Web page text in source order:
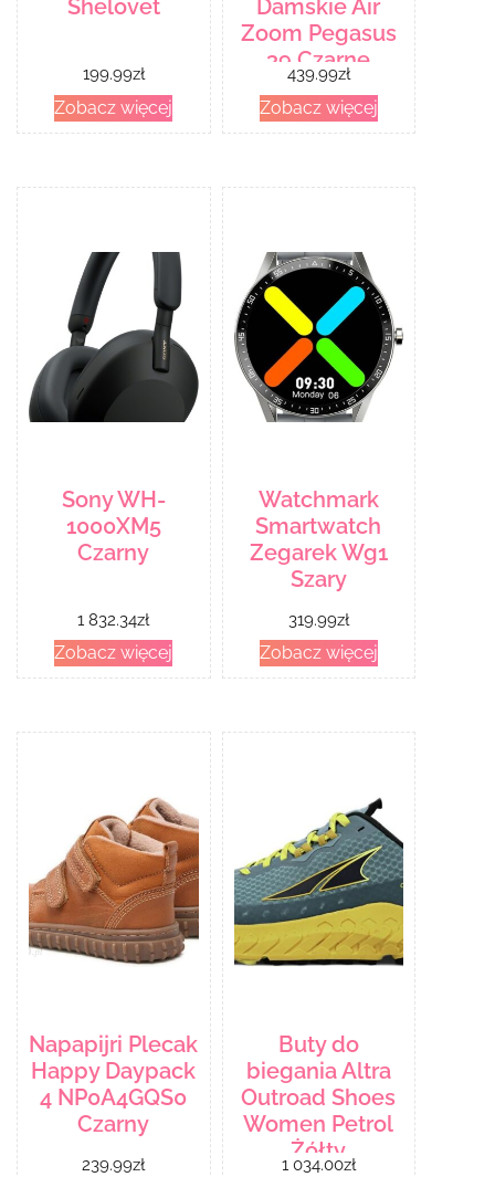
Shelovet
199.99zł
Zobacz więcej
Damskie Air
Zoom Pegasus
39 Czarne
Dh4072
439.99zł
Zobacz więcej
Sony WH-
1000XM5
Czarny
1 832.34zł
Zobacz więcej
Watchmark
Smartwatch
Zegarek Wg1
Szary
319.99zł
Zobacz więcej
Napapijri Plecak
Happy Daypack
4 NP0A4GQS0
Czarny
239.99zł
Buty do
biegania Altra
Outroad Shoes
Women Petrol
Żółty
1 034.00zł